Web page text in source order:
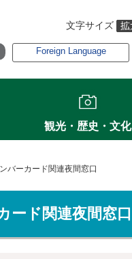
文字サイズ
Foreign Language
観光・歴史・文化
バーカード関連夜間窓口
ード関連夜間窓口